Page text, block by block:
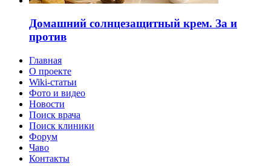
Домашний солнцезащитный крем. За и
против
Главная
О проекте
Wiki-статьи
Фото и видео
Новости
Поиск врача
Поиск клиники
Форум
Чаво
Контакты